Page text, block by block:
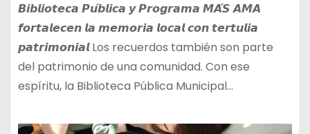
𝘽𝙞𝙗𝙡𝙞𝙤𝙩𝙚𝙘𝙖 𝙋𝙪́𝙗𝙡𝙞𝙘𝙖 𝙮 𝙋𝙧𝙤𝙜𝙧𝙖𝙢𝙖 𝙈𝘼́𝙎 𝘼𝙈𝘼
𝙛𝙤𝙧𝙩𝙖𝙡𝙚𝙘𝙚𝙣 𝙡𝙖 𝙢𝙚𝙢𝙤𝙧𝙞𝙖 𝙡𝙤𝙘𝙖𝙡 𝙘𝙤𝙣 𝙩𝙚𝙧𝙩𝙪𝙡𝙞𝙖
𝙥𝙖𝙩𝙧𝙞𝙢𝙤𝙣𝙞𝙖𝙡 Los recuerdos también son parte
del patrimonio de una comunidad. Con ese
espíritu, la Biblioteca Pública Municipal…